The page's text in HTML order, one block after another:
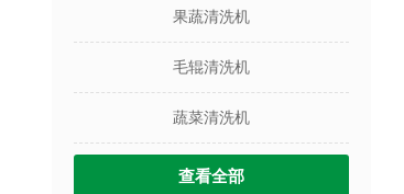
果蔬清洗机
毛辊清洗机
蔬菜清洗机
查看全部